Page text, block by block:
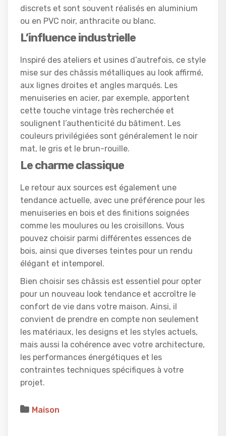
discrets et sont souvent réalisés en aluminium
ou en PVC noir, anthracite ou blanc.
L’influence industrielle
Inspiré des ateliers et usines d’autrefois, ce style
mise sur des châssis métalliques au look affirmé,
aux lignes droites et angles marqués. Les
menuiseries en acier, par exemple, apportent
cette touche vintage très recherchée et
soulignent l’authenticité du bâtiment. Les
couleurs privilégiées sont généralement le noir
mat, le gris et le brun-rouille.
Le charme classique
Le retour aux sources est également une
tendance actuelle, avec une préférence pour les
menuiseries en bois et des finitions soignées
comme les moulures ou les croisillons. Vous
pouvez choisir parmi différentes essences de
bois, ainsi que diverses teintes pour un rendu
élégant et intemporel.
Bien choisir ses châssis est essentiel pour opter
pour un nouveau look tendance et accroître le
confort de vie dans votre maison. Ainsi, il
convient de prendre en compte non seulement
les matériaux, les designs et les styles actuels,
mais aussi la cohérence avec votre architecture,
les performances énergétiques et les
contraintes techniques spécifiques à votre
projet.
Maison